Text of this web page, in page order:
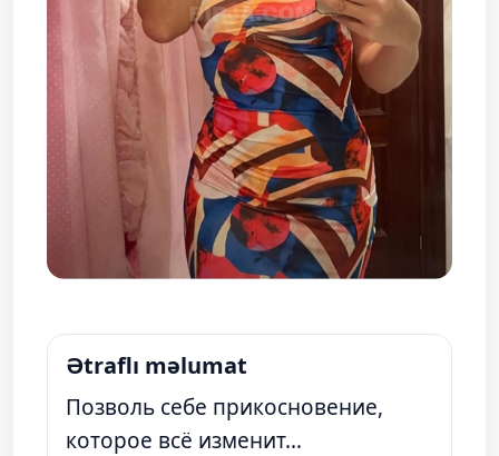
Ətraflı məlumat
Позволь себе прикосновение,
которое всё изменит…